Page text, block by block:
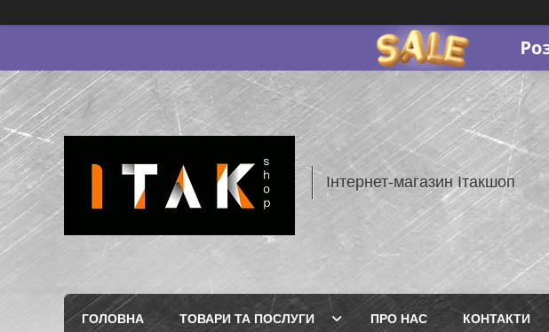
Інтернет-магазин Ітакшоп
ГОЛОВНА ТОВАРИ ТА ПОСЛУГИ ПРО НАС КОНТАКТИ